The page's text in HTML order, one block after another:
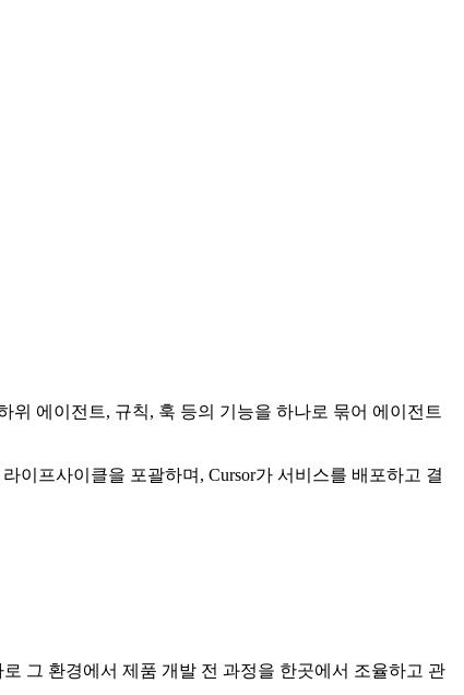
위 에이전트, 규칙, 훅 등의 기능을 하나로 묶어 에이전트
이프사이클을 포괄하며, Cursor가 서비스를 배포하고 결
그 환경에서 제품 개발 전 과정을 한곳에서 조율하고 관